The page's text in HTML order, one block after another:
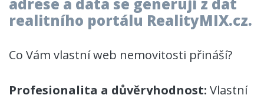
realitního portálu RealityMIX.cz.
Co Vám vlastní web nemovitosti přináší?
Profesionalita a důvěryhodnost: Vlastní